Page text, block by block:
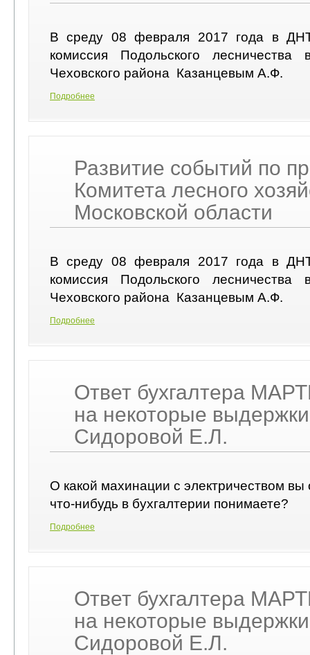
В среду 08 февраля 2017 года в
комиссия Подольского
Чеховского района Казанцевым А.Ф.
Подробнее
Развитие событий по
Комитета лесного
Московской области
В среду 08 февраля 2017 года в
комиссия Подольского
Чеховского района Казанцевым А.Ф.
Подробнее
Ответ бухгалтера
на некоторые
Сидоровой Е.Л.
О какой махинации с электричеством
что-нибудь в бухгалтерии понимаете?
Подробнее
Ответ бухгалтера
на некоторые
Сидоровой Е.Л.